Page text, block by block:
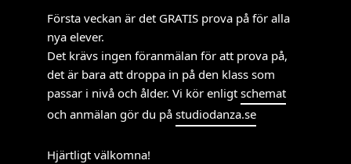
Första veckan är det GRATIS prova på för alla
nya elever.
Det krävs ingen föranmälan för att prova på,
det är bara att droppa in på den klass som
passar i nivå och ålder. Vi kör enligt schemat
och anmälan gör du på studiodanza.se
Hjärtligt välkomna!